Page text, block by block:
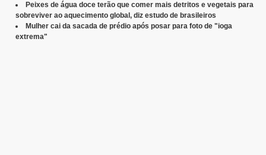
Peixes de água doce terão que comer mais detritos e vegetais para
sobreviver ao aquecimento global, diz estudo de brasileiros
Mulher cai da sacada de prédio após posar para foto de "ioga
extrema"